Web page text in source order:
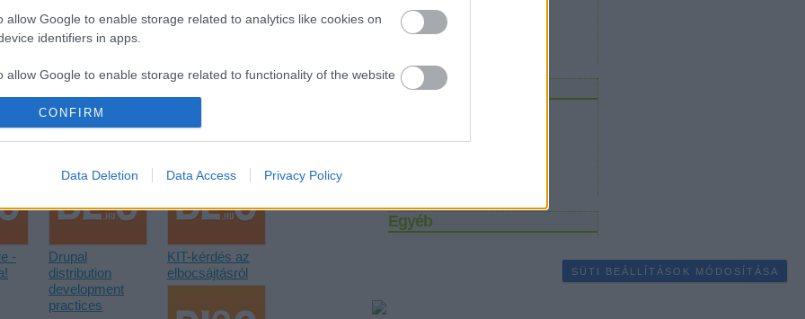
allow Google to enable storage related to analytics like cookies on
identifiers in apps.
allow Google to enable storage related to functionality of the website
allow Google to enable storage related to personalization.
allow Google to enable storage related to security, including
CONFIRM
Data Deletion Data Access Privacy Policy
2011 október
2011 szeptember
Feedek
Atom
Egyéb
-
Drupal
distribution
development
practices
KIT-kérdés az
elbocsájtásról
SÜTI BEÁLLÍTÁSOK MÓDOSÍTÁSA